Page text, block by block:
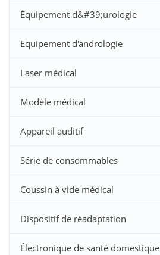
Équipement d&#39;urologie
Equipement d'andrologie
Laser médical
Modèle médical
Appareil auditif
Série de consommables
Coussin à vide médical
Dispositif de réadaptation
Électronique de santé domestique